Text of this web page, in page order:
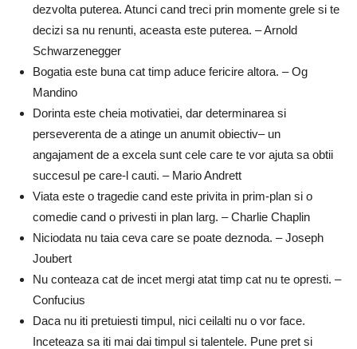
dezvolta puterea. Atunci cand treci prin momente grele si te
decizi sa nu renunti, aceasta este puterea. – Arnold
Schwarzenegger
Bogatia este buna cat timp aduce fericire altora. – Og
Mandino
Dorinta este cheia motivatiei, dar determinarea si
perseverenta de a atinge un anumit obiectiv– un
angajament de a excela sunt cele care te vor ajuta sa obtii
succesul pe care-l cauti. – Mario Andrett
Viata este o tragedie cand este privita in prim-plan si o
comedie cand o privesti in plan larg. – Charlie Chaplin
Niciodata nu taia ceva care se poate deznoda. – Joseph
Joubert
Nu conteaza cat de incet mergi atat timp cat nu te opresti. –
Confucius
Daca nu iti pretuiesti timpul, nici ceilalti nu o vor face.
Inceteaza sa iti mai dai timpul si talentele. Pune pret si